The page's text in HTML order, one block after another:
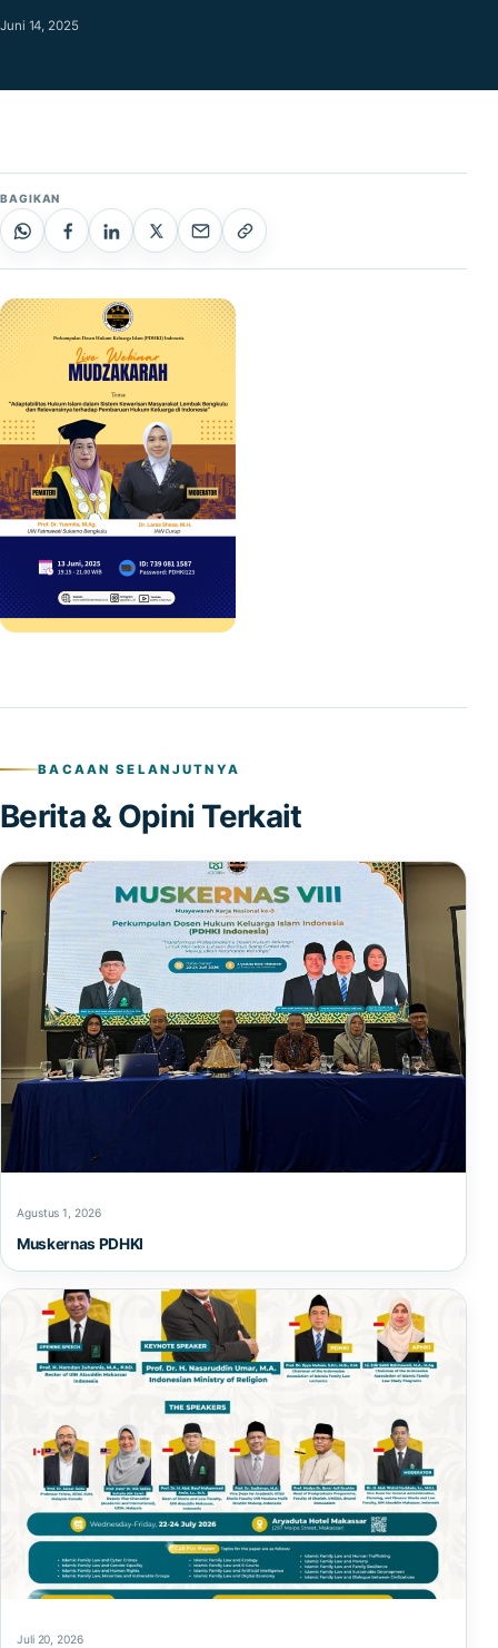
Juni 14, 2025Agustus 4, 2025
BAGIKAN
BACAAN SELANJUTNYA
Berita & Opini Terkait
Agustus 1, 2026
Muskernas PDHKI
Juli 20, 2026